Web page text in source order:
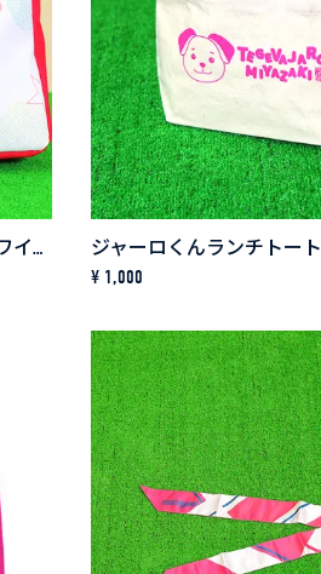
ジャーロくんワイドトート（ホワイト×ピンク）
ジャーロくんランチトート
¥ 1,000